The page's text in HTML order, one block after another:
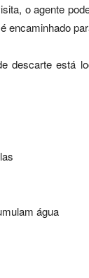
o agente
encaminhado
descarte está
água